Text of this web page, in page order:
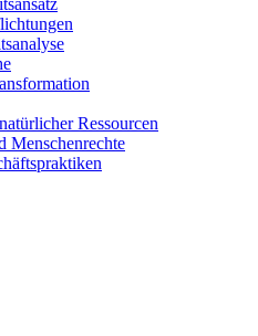
Ressourcen
Menschenrechte